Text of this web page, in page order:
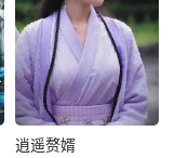
逍遥赘婿